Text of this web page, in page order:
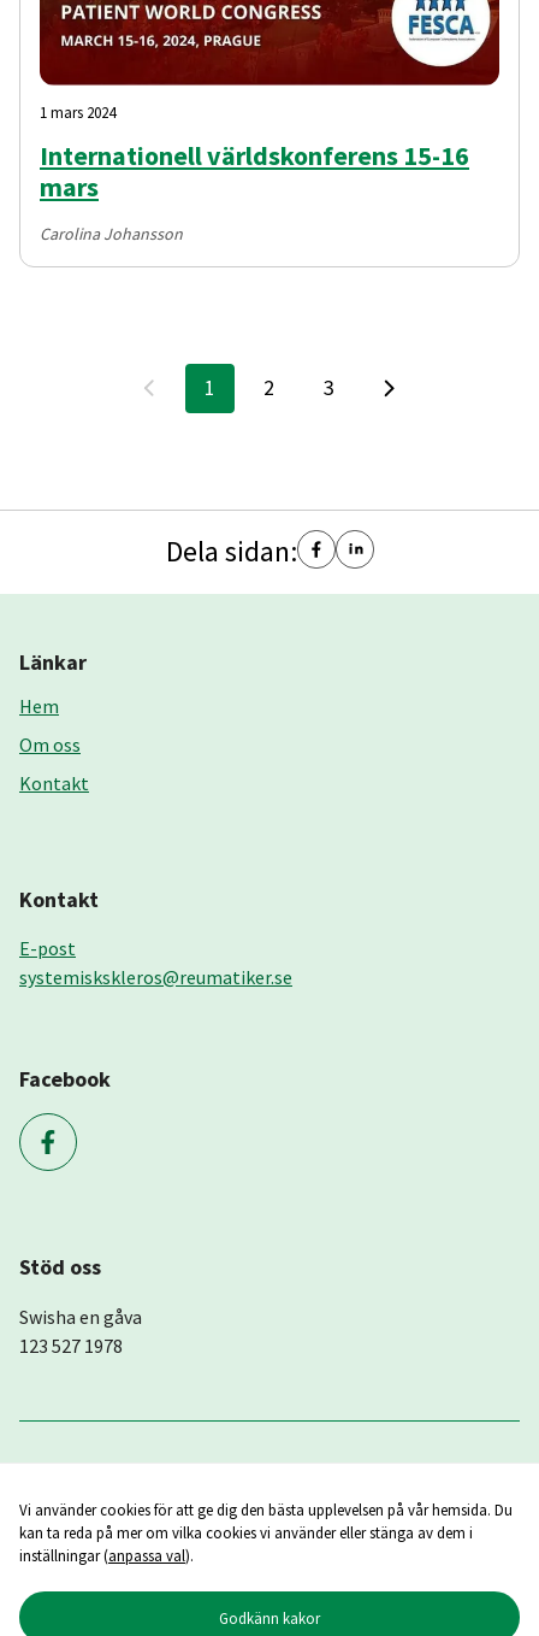
1 mars 2024
Internationell världskonferens 15-16
mars
Carolina Johansson
1 2 3
Dela sidan:
Länkar
Hem
Om oss
Kontakt
Kontakt
E-post
systemiskskleros@reumatiker.se
Facebook
Stöd oss
Swisha en gåva
123 527 1978
Vi använder cookies för att ge dig den bästa upplevelsen på vår hemsida. Du
kan ta reda på mer om vilka cookies vi använder eller stänga av dem i
inställningar (anpassa val).
Godkänn kakor